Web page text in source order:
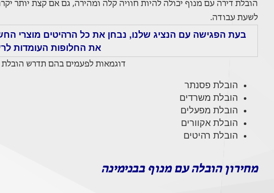
לשעת עבודה.
בעת הפגישה עם הנציג שלנו, נבחן את כל הרהיטים מוצרי
את החלופות העומדות
דוגמאות לפעמים בהם תדרש הובלת
הובלת פסנתר
הובלת משרדים
הובלת מפעלים
הובלת אקוורים
הובלת רהיטים
מחירון הובלה עם מנוף בבנימינה